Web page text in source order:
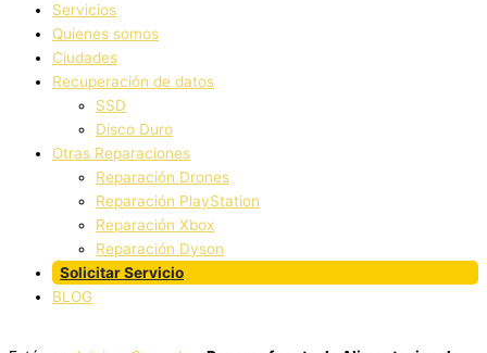
Servicios
Quienes somos
Ciudades
Recuperación de datos
SSD
Disco Duro
Otras Reparaciones
Reparación Drones
Reparación PlayStation
Reparación Xbox
Reparación Dyson
Solicitar Servicio
BLOG